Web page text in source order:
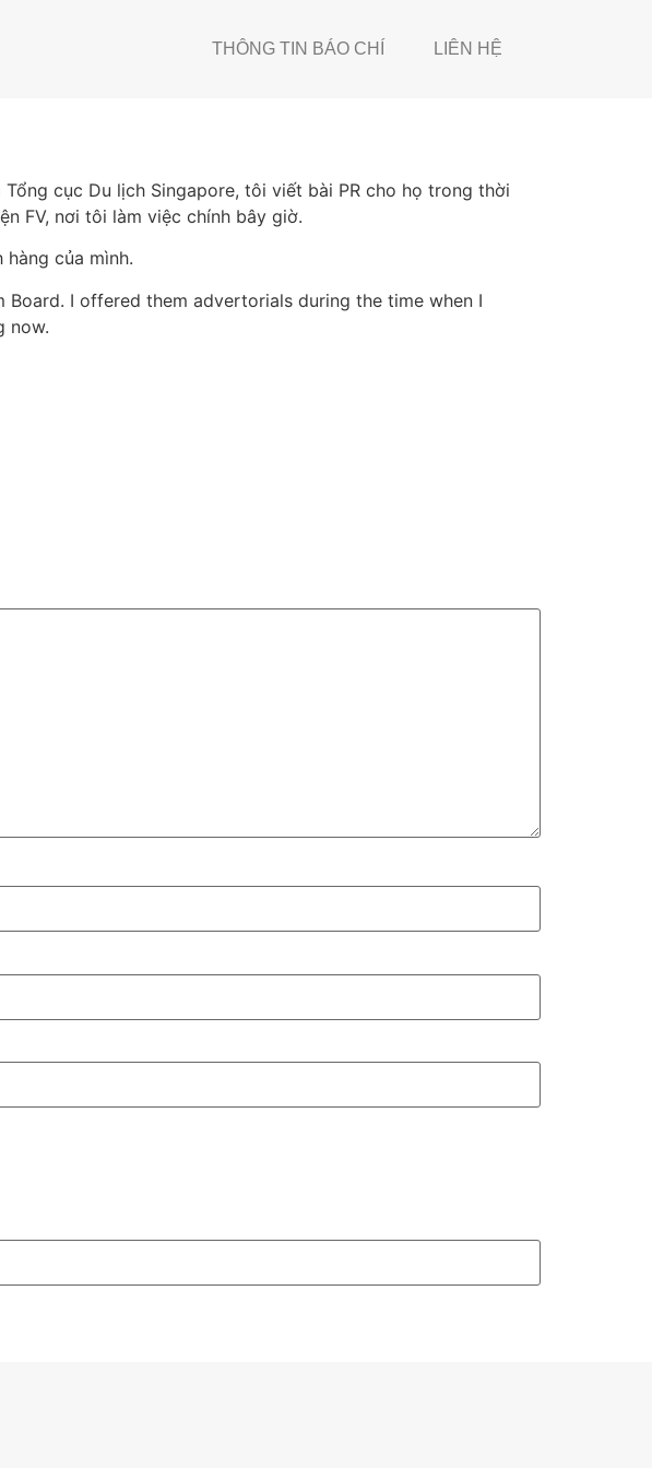
THÔNG TIN BÁO CHÍ LIÊN HỆ
cục Du lịch Singapore, tôi viết bài PR cho họ trong thời
FV, nơi tôi làm việc chính bây giờ.
của mình.
I offered them advertorials during the time when I
now.